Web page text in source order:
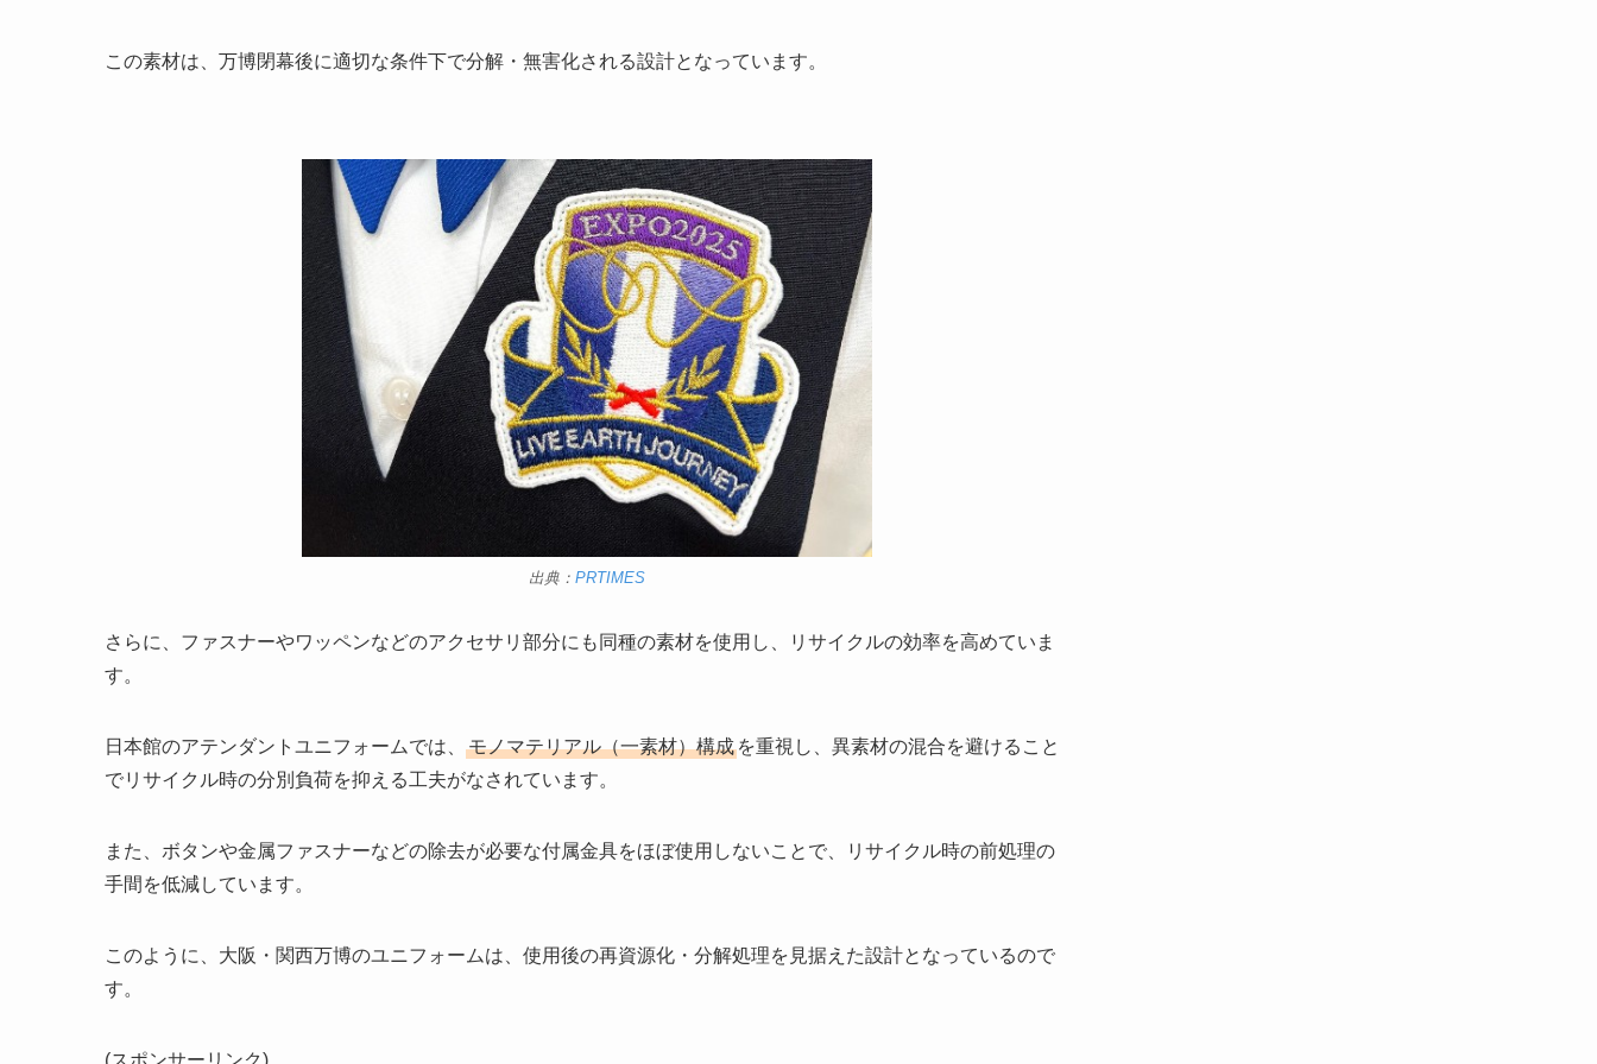
この素材は、万博閉幕後に適切な条件下で分解・無害化される設計となっています。
出典： PRTIMES
さらに、ファスナーやワッペンなどのアクセサリ部分にも同種の素材を使用し、リサイクルの効率を高めていま
す。
日本館のアテンダントユニフォームでは、 モノマテリアル（一素材）構成 を重視し、異素材の混合を避けること
でリサイクル時の分別負荷を抑える工夫がなされています。
また、ボタンや金属ファスナーなどの除去が必要な付属金具をほぼ使用しないことで、リサイクル時の前処理の
手間を低減しています。
このように、大阪・関西万博のユニフォームは、使用後の再資源化・分解処理を見据えた設計となっているので
す。